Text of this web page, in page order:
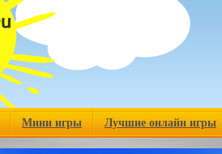
Мини игры Лучшие онлайн игры